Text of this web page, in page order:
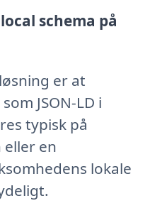
schema på
er at
JSON-LD i
typisk på
en
lokale